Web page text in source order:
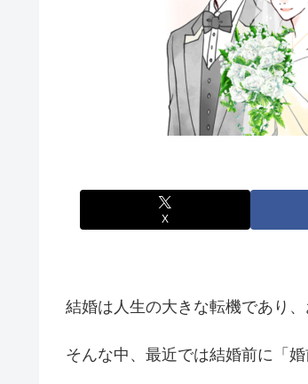
X
結婚は人生の大きな転機であり
そんな中、最近では結婚前に「